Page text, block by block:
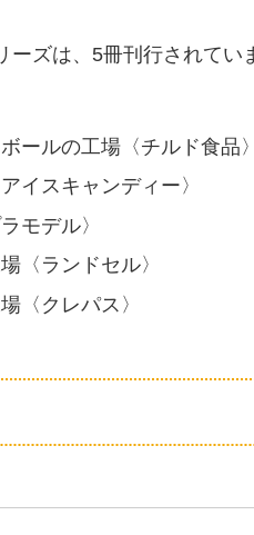
ーズは、5冊刊行されてい
ールの工場〈チルド食品〉
イスキャンディー〉
モデル〉
〈ランドセル〉
〈クレパス〉